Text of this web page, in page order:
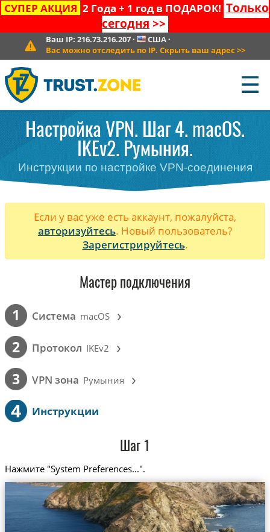
СУПЕР АКЦИЯ 2 Года + 1 год в ПОДАРОК! Только
сегодня >>
Ваш IP: 216.73.216.207· США·
Вас можно отследить по IP. Скрыть ваш адрес >>
☰
Настройка VPN. Шаг 4. macOS.
IKEv2. Румыния.
Инструкции по настройке VPN-соединения
Если у вас уже есть аккаунт, пожалуйста,
авторизуйтесь. Новый пользователь?
Зарегистрируйтесь.
Мастер подключения
1 Cистема macOS ›
2 Протокол IKEv2 ›
3 VPN зона Румыния ›
4 Инструкции
Шаг 1
Нажмите "System Preferences...".